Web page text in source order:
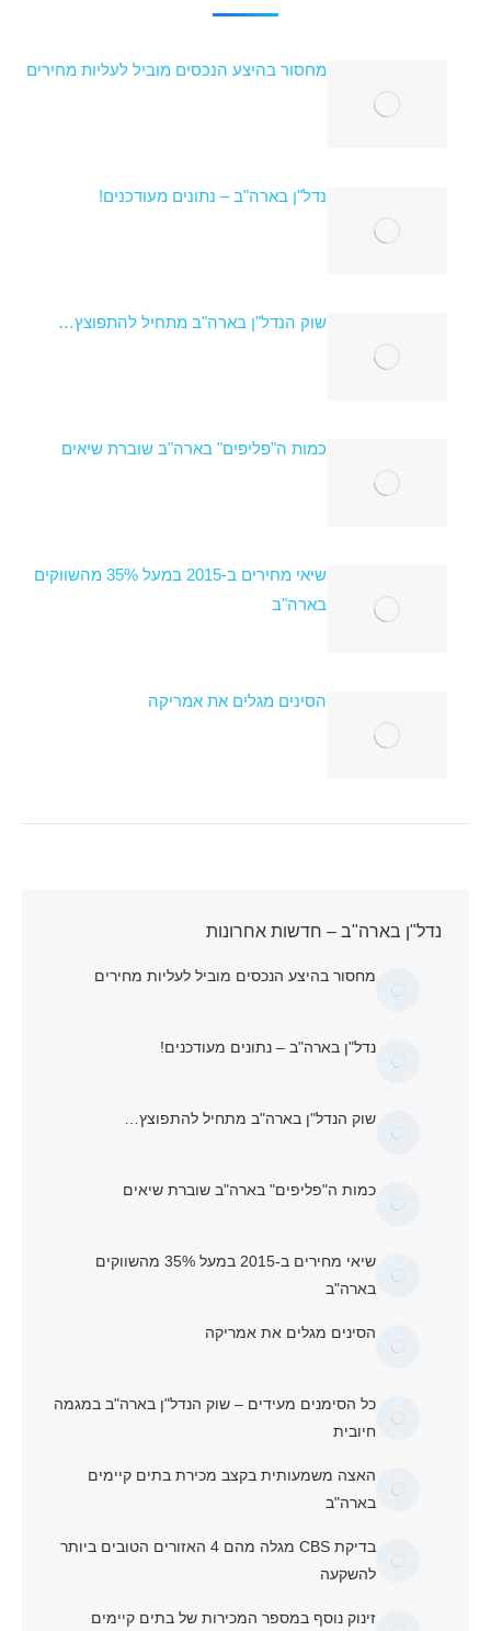
מחסור בהיצע הנכסים מוביל לעליות מחירים
נדל"ן בארה"ב – נתונים מעודכנים!
שוק הנדל"ן בארה"ב מתחיל להתפוצץ…
כמות ה"פליפים" בארה"ב שוברת שיאים
שיאי מחירים ב-2015 במעל 35% מהשווקים
בארה"ב
הסינים מגלים את אמריקה
נדל"ן בארה"ב – חדשות אחרונות
מחסור בהיצע הנכסים מוביל לעליות מחירים
נדל"ן בארה"ב – נתונים מעודכנים!
שוק הנדל"ן בארה"ב מתחיל להתפוצץ…
כמות ה"פליפים" בארה"ב שוברת שיאים
שיאי מחירים ב-2015 במעל 35% מהשווקים
בארה"ב
הסינים מגלים את אמריקה
כל הסימנים מעידים – שוק הנדל"ן בארה"ב במגמה
חיובית
האצה משמעותית בקצב מכירת בתים קיימים
בארה"ב
בדיקת CBS מגלה מהם 4 האזורים הטובים ביותר
להשקעה
זינוק נוסף במספר המכירות של בתים קיימים